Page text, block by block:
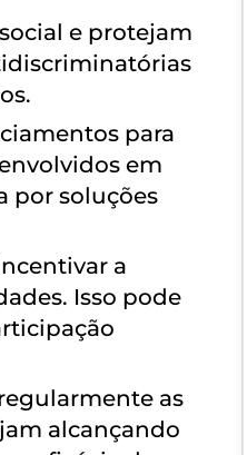
e protejam
para
em
por soluções
a
Isso pode
as
alcançando